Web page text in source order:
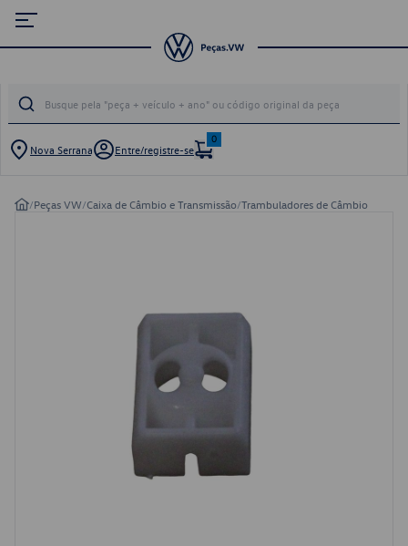
Nova Serrana Entre/registre-se
0
/Peças VW/Caixa de Câmbio e Transmissão/Trambuladores de Câmbio